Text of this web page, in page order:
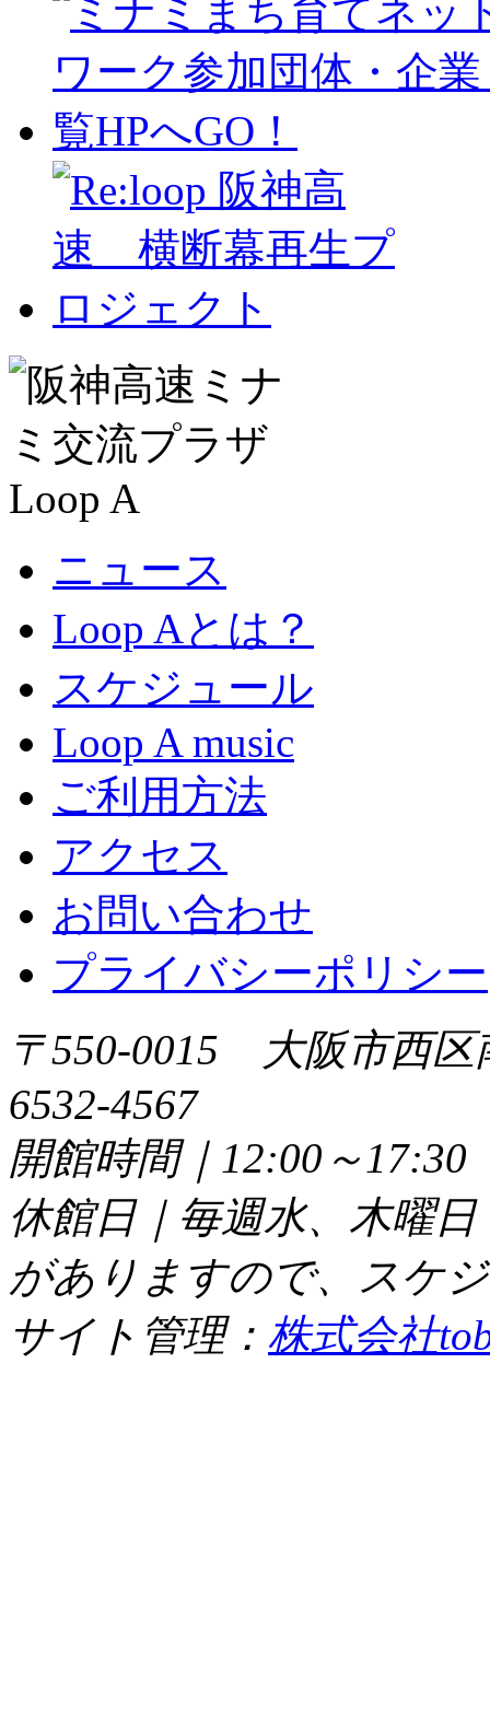
ニュース
Loop Aとは？
スケジュール
Loop A music
ご利用方法
アクセス
お問い合わせ
プライバシーポリシー
〒550-0015 大阪市西
6532-4567
開館時間｜12:00～
休館日｜毎週水、木曜
がありますので、スケ
サイト管理： 株式会社